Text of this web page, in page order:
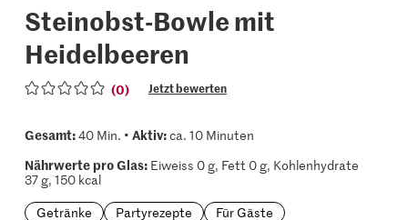
Steinobst-Bowle mit
Heidelbeeren
(0) Jetzt bewerten
Gesamt:40 Min. • Aktiv:ca. 10 Minuten
Nährwerte pro Glas:Eiweiss 0 g, Fett 0 g, Kohlenhydrate
37 g, 150 kcal
Getränke
Partyrezepte Für Gäste